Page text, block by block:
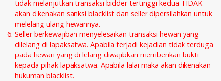
tidak melanjutkan transaksi bidder tertinggi kedua TIDAK
akan dikenakan sanksi blacklist dan seller dipersilahkan untuk
melelang ulang hewannya.
Seller berkewajiban menyelesaikan transaksi hewan yang
dilelang di lapaksatwa. Apabila terjadi kejadian tidak terduga
pada hewan yang di lelang diwajibkan memberikan bukti
kepada pihak lapaksatwa. Apabila lalai maka akan dikenakan
hukuman blacklist.